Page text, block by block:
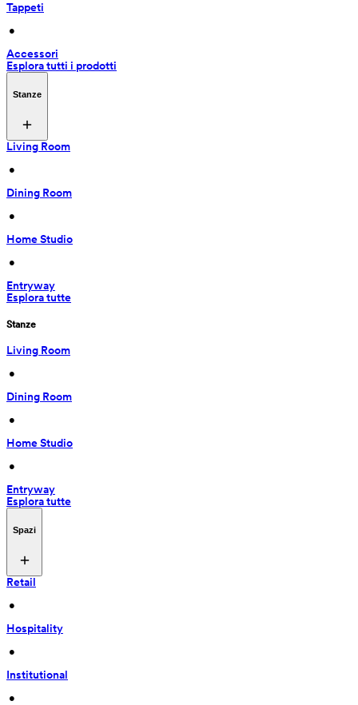
Tappeti
•
Accessori
Esplora tutti i prodotti
Stanze
Living Room
•
Dining Room
•
Home Studio
•
Entryway
Esplora tutte
Stanze
Living Room
•
Dining Room
•
Home Studio
•
Entryway
Esplora tutte
Spazi
Retail
•
Hospitality
•
Institutional
•